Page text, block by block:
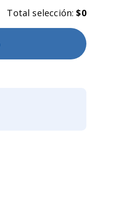
Total selección: $0